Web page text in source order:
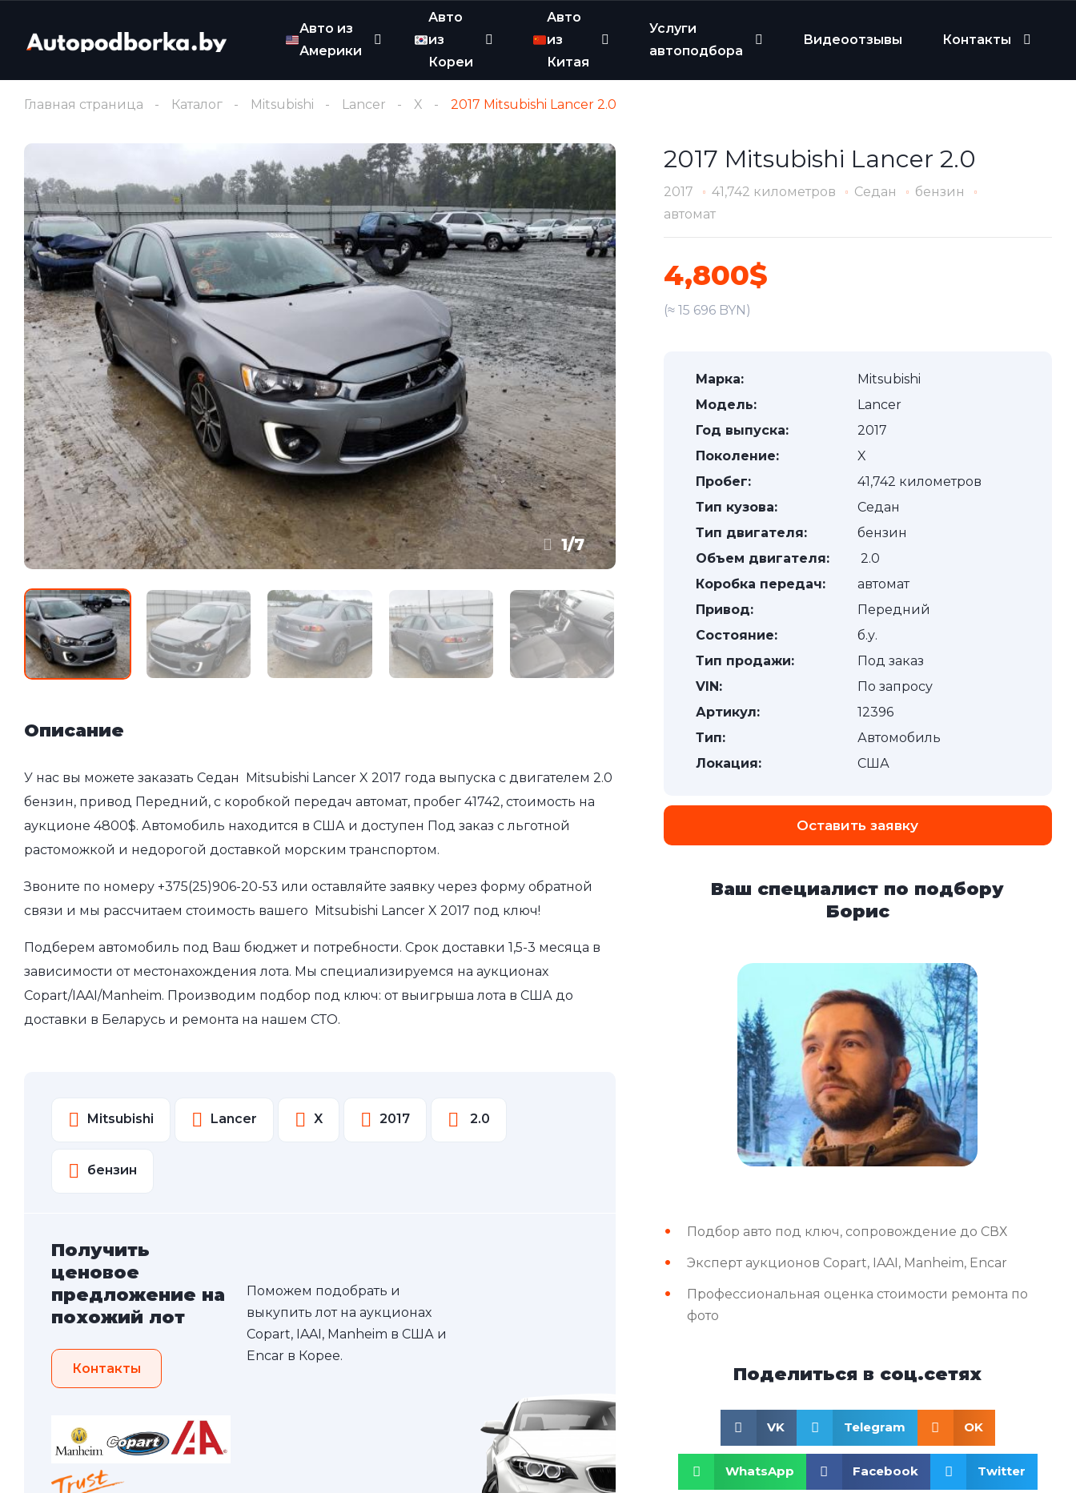
Авто из
Америки
Авто
из
Кореи
Авто
из
Китая
Услуги
автоподбора
Видеоотзывы Контакты
Главная страница Каталог Mitsubishi Lancer X 2017 Mitsubishi Lancer 2.0
1/7
Описание
У нас вы можете заказать Седан Mitsubishi Lancer X 2017 года выпуска с двигателем 2.0
бензин, привод Передний, с коробкой передач автомат, пробег 41742, стоимость на
аукционе 4800$. Автомобиль находится в США и доступен Под заказ с льготной
растоможкой и недорогой доставкой морским транспортом.
Звоните по номеру +375(25)906-20-53 или оставляйте заявку через форму обратной
связи и мы рассчитаем стоимость вашего Mitsubishi Lancer X 2017 под ключ!
Подберем автомобиль под Ваш бюджет и потребности. Срок доставки 1,5-3 месяца в
зависимости от местонахождения лота. Мы специализируемся на аукционах
Copart/IAAI/Manheim. Производим подбор под ключ: от выигрыша лота в США до
доставки в Беларусь и ремонта на нашем СТО.
Mitsubishi Lancer X 2017 2.0
бензин
Получить
ценовое
предложение на
похожий лот
Контакты
Поможем подобрать и
выкупить лот на аукционах
Copart, IAAI, Manheim в США и
Encar в Корее.
2017 Mitsubishi Lancer 2.0
2017 41,742 километров Седан
бензин
автомат
4,800$
(≈ 15 696 BYN)
Марка:
Mitsubishi
Модель:
Lancer
Год выпуска:
2017
Поколение:
X
Пробег:
41,742 километров
Тип кузова:
Седан
Тип двигателя:
бензин
Объем двигателя:
2.0
Коробка передач:
автомат
Привод:
Передний
Состояние:
б.у.
Тип продажи:
Под заказ
VIN:
По запросу
Артикул:
12396
Тип:
Автомобиль
Локация:
США
Оставить заявку
Ваш специалист по подбору
Борис
Подбор авто под ключ, сопровождение до СВХ
Эксперт аукционов Copart, IAAI, Manheim, Encar
Профессиональная оценка стоимости ремонта по
фото
Поделиться в соц.сетях
VK Telegram OK
WhatsApp Facebook Twitter